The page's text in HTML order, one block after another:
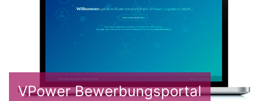
VPower Bewerbungsportal